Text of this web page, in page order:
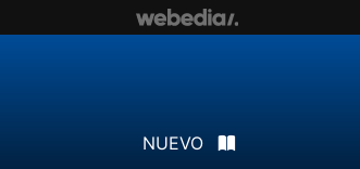
NUEVO